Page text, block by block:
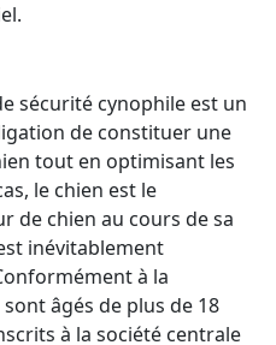
sécurité cynophile est un
de constituer une
tout en optimisant les
le chien est le
de chien au cours de sa
inévitablement
à la
âgés de plus de 18
à la société centrale